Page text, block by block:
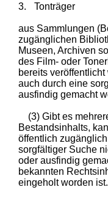
3. Tonträger
aus Sammlungen
zugänglichen
Museen, Archiven
des Film- oder
bereits
auch durch eine
ausfindig gemacht
(3) Gibt es
Bestandsinhalts,
öffentlich
sorgfältiger Suche
oder ausfindig
bekannten
eingeholt worden ist.